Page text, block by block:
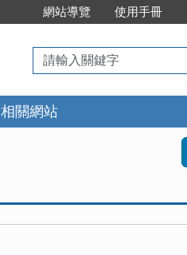
網站導覽 使用手冊
請
輸
入
關
鍵
相關網站